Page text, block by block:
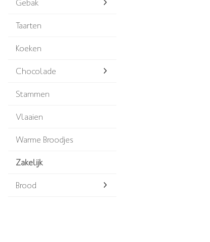
Gebak
Taarten
Koeken
Chocolade
Stammen
Vlaaien
Warme Broodjes
Zakelijk
Brood